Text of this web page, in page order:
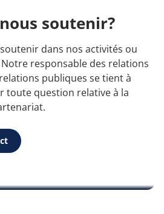
soutenir?
dans nos activités ou
responsable des relations
publiques se tient à
toute question relative à la